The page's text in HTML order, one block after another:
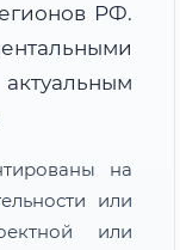
РФ.
на
или
или